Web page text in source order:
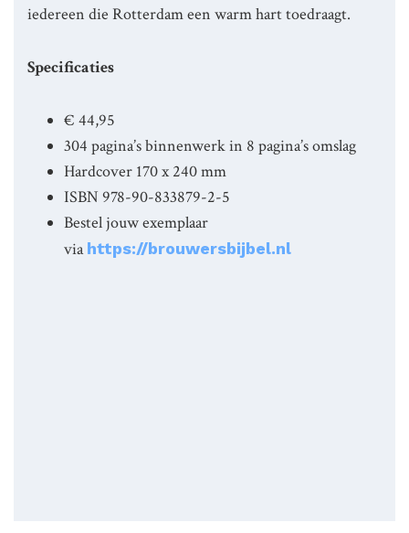
iedereen die Rotterdam een warm hart toedraagt.
Specificaties
€ 44,95
304 pagina’s binnenwerk in 8 pagina’s omslag
Hardcover 170 x 240 mm
ISBN 978-90-833879-2-5
Bestel jouw exemplaar
viahttps://brouwersbijbel.nl